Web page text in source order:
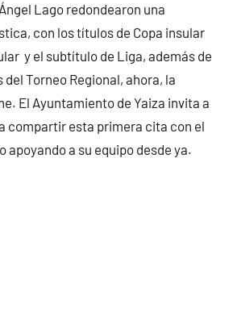
Lago redondearon una
con los títulos de Copa insular
y el subtítulo de Liga, además de
Torneo Regional, ahora, la
El Ayuntamiento de Yaiza invita a
compartir esta primera cita con el
apoyando a su equipo desde ya.